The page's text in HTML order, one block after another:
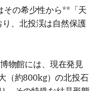
その希少性から**「天
、北投渓は自然保護
物館には、現在発見
（約800kg）の北投石